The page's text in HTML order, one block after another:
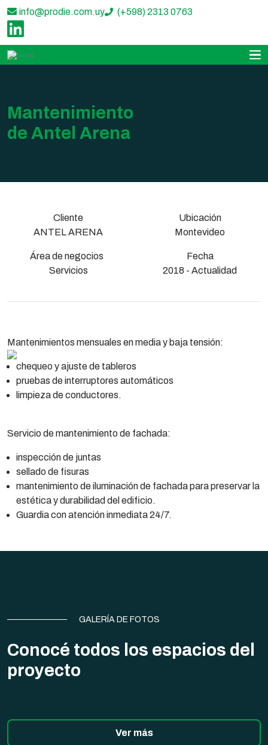
info@prodie.com.uy (+598) 2313 0763
Mantenimiento
de Antel Arena
Cliente
ANTEL ARENA
Ubicación
Montevideo
Área de negocios
Servicios
Fecha
2018 - Actualidad
Mantenimientos mensuales en media y baja tensión:
chequeo y ajuste de tableros
pruebas de interruptores automáticos
limpieza de conductores.
Servicio de mantenimiento de fachada:
inspección de juntas
sellado de fisuras
mantenimiento de iluminación de fachada para preservar la
estética y durabilidad del edificio.
Guardia con atención inmediata 24/7.
GALERÍA DE FOTOS
Conocé todos los espacios del
proyecto
Ver más